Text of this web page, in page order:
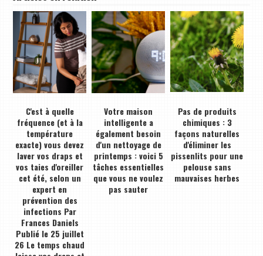
C'est à quelle
fréquence (et à la
température
exacte) vous devez
laver vos draps et
vos taies d'oreiller
cet été, selon un
expert en
prévention des
infections Par
Frances Daniels
Publié le 25 juillet
26 Le temps chaud
Votre maison
intelligente a
également besoin
d'un nettoyage de
printemps : voici 5
tâches essentielles
que vous ne voulez
pas sauter
Pas de produits
chimiques : 3
façons naturelles
d'éliminer les
pissenlits pour une
pelouse sans
mauvaises herbes